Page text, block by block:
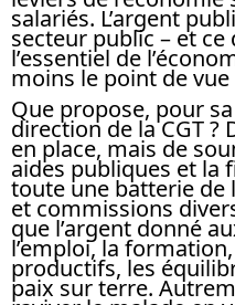
salariés. L’argent
secteur public – et
l’essentiel de
moins le point de
Que propose, pour
direction de la CGT ?
en place, mais de
aides publiques et la
toute une batterie de
et commissions
que l’argent donné
l’emploi, la
productifs, les
paix sur terre.